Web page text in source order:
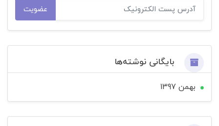
عضویت
بایگانی نوشته‌ها
بهمن 1397